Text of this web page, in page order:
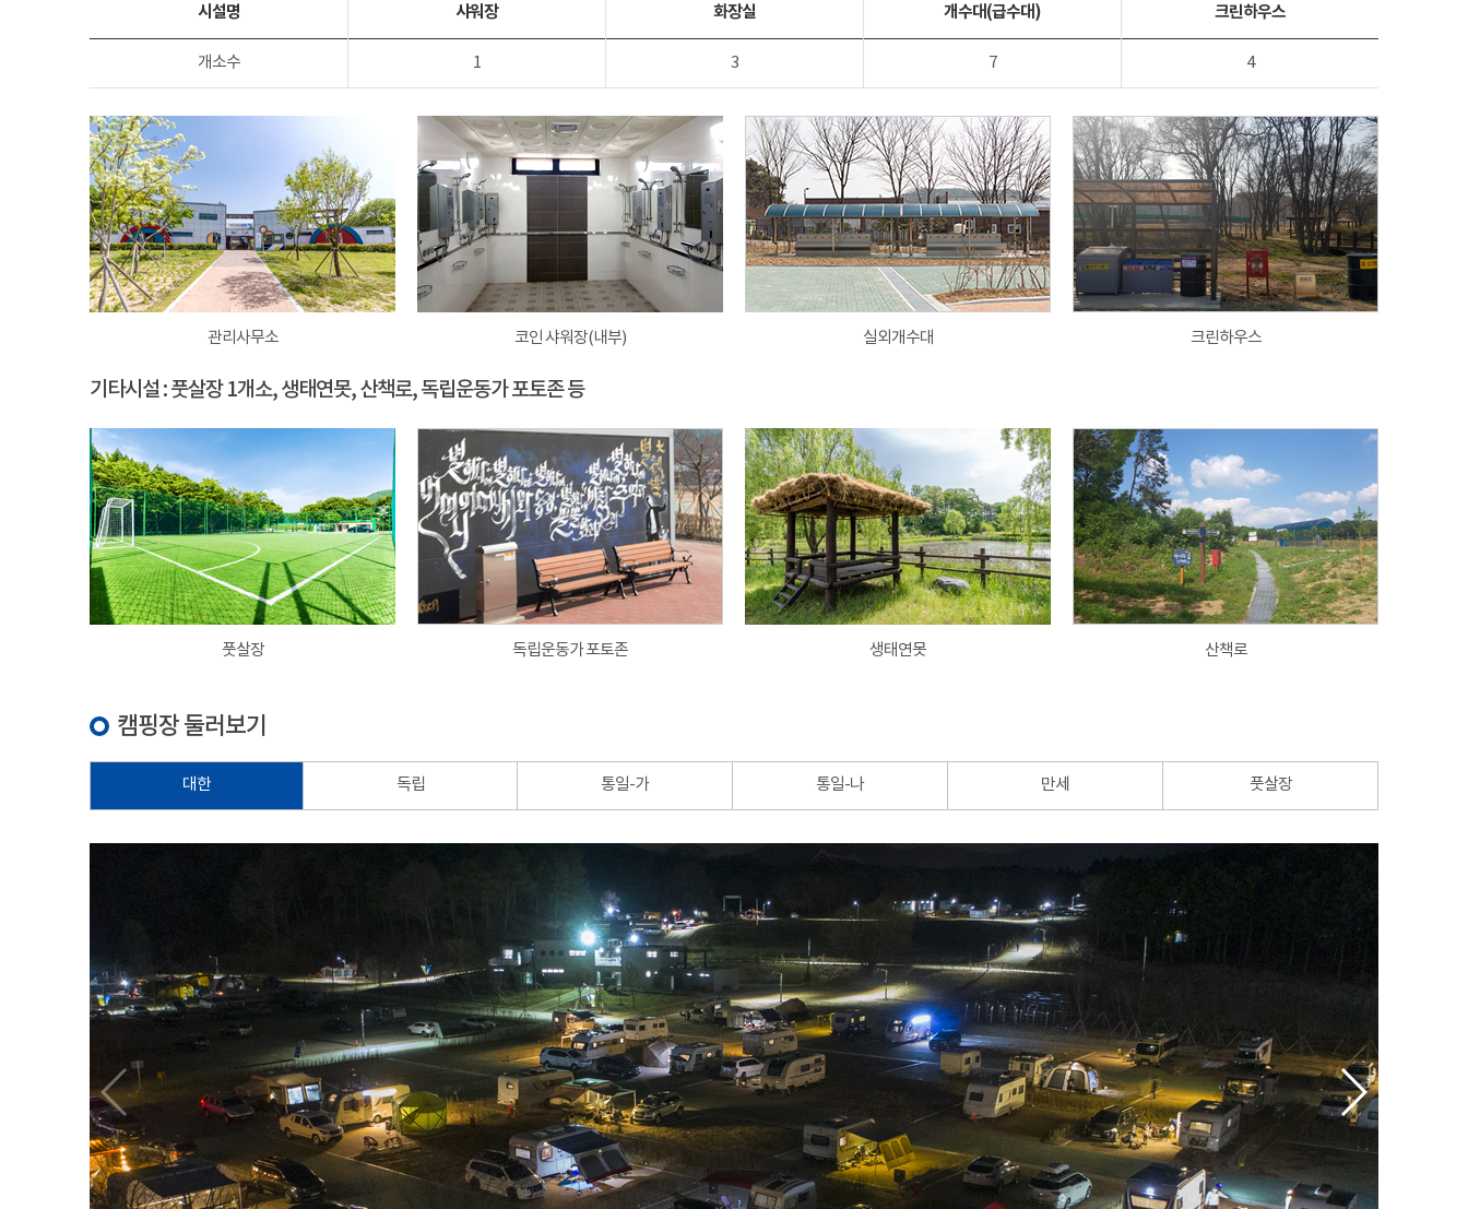
시설명 샤워장 화장실 개수대(급수대) 크린하우스
개소수 1 3 7 4
관리사무소 코인 샤워장(내부) 실외개수대 크린하우스
기타시설 : 풋살장 1개소, 생태연못, 산책로, 독립운동가 포토존 등
풋살장 독립운동가 포토존 생태연못 산책로
캠핑장 둘러보기
대한 독립 통일-가 통일-나 만세 풋살장